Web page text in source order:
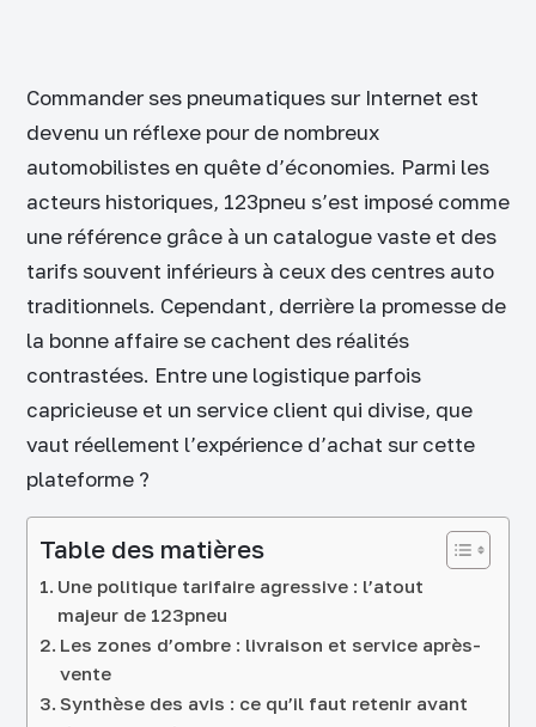
Commander ses pneumatiques sur Internet est
devenu un réflexe pour de nombreux
automobilistes en quête d’économies. Parmi les
acteurs historiques, 123pneu s’est imposé comme
une référence grâce à un catalogue vaste et des
tarifs souvent inférieurs à ceux des centres auto
traditionnels. Cependant, derrière la promesse de
la bonne affaire se cachent des réalités
contrastées. Entre une logistique parfois
capricieuse et un service client qui divise, que
vaut réellement l’expérience d’achat sur cette
plateforme ?
Table des matières
Une politique tarifaire agressive : l’atout
majeur de 123pneu
Les zones d’ombre : livraison et service après-
vente
Synthèse des avis : ce qu’il faut retenir avant